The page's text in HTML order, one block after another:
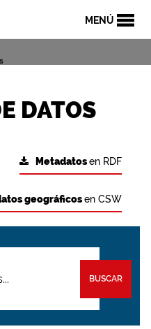
MENÚ
DATOS
Metadatosen RDF
geográficosen CSW
BUSCAR